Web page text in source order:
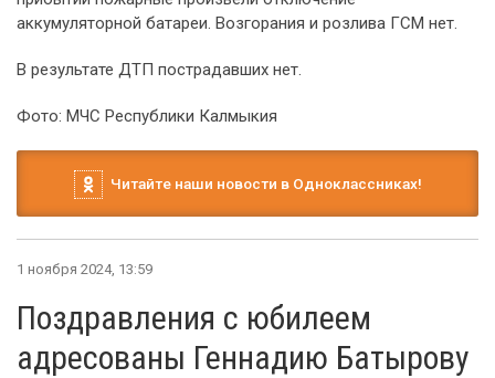
аккумуляторной батареи. Возгорания и розлива ГСМ нет.
В результате ДТП пострадавших нет.
Фото: МЧС Республики Калмыкия
Читайте наши новости в Одноклассниках!
1 ноября 2024, 13:59
Поздравления с юбилеем
адресованы Геннадию Батырову